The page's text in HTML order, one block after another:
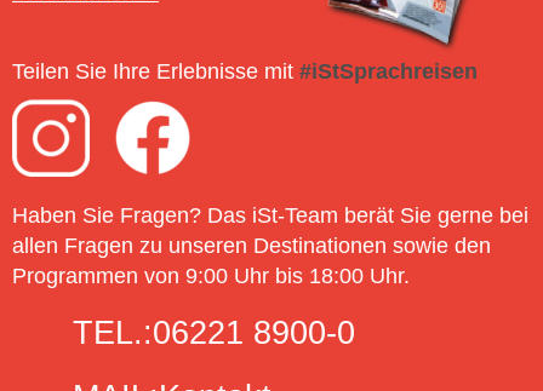
Teilen Sie Ihre Erlebnisse mit #iStSprachreisen
Haben Sie Fragen? Das iSt-Team berät Sie gerne bei
allen Fragen zu unseren Destinationen sowie den
Programmen von 9:00 Uhr bis 18:00 Uhr.
TEL.:06221 8900-0